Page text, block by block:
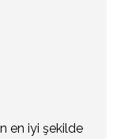
en iyi şekilde